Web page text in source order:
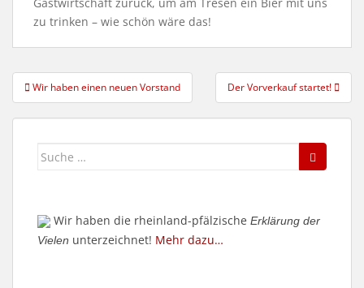
zu trinken – wie schön wäre das!
Beitragsnavigation
Wir haben einen neuen Vorstand Der Vorverkauf startet!
Suche
Wir haben die rheinland-pfälzische Erklärung der
Vielen unterzeichnet! Mehr dazu…